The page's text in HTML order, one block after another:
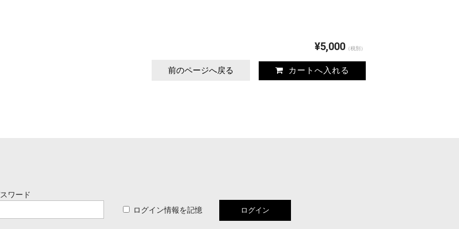
¥5,000 （税別）
前のページへ戻る
ワード
ログイン情報を記憶